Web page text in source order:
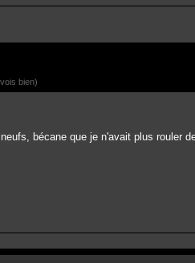
bien)
bécane que je n'avait plus rouler